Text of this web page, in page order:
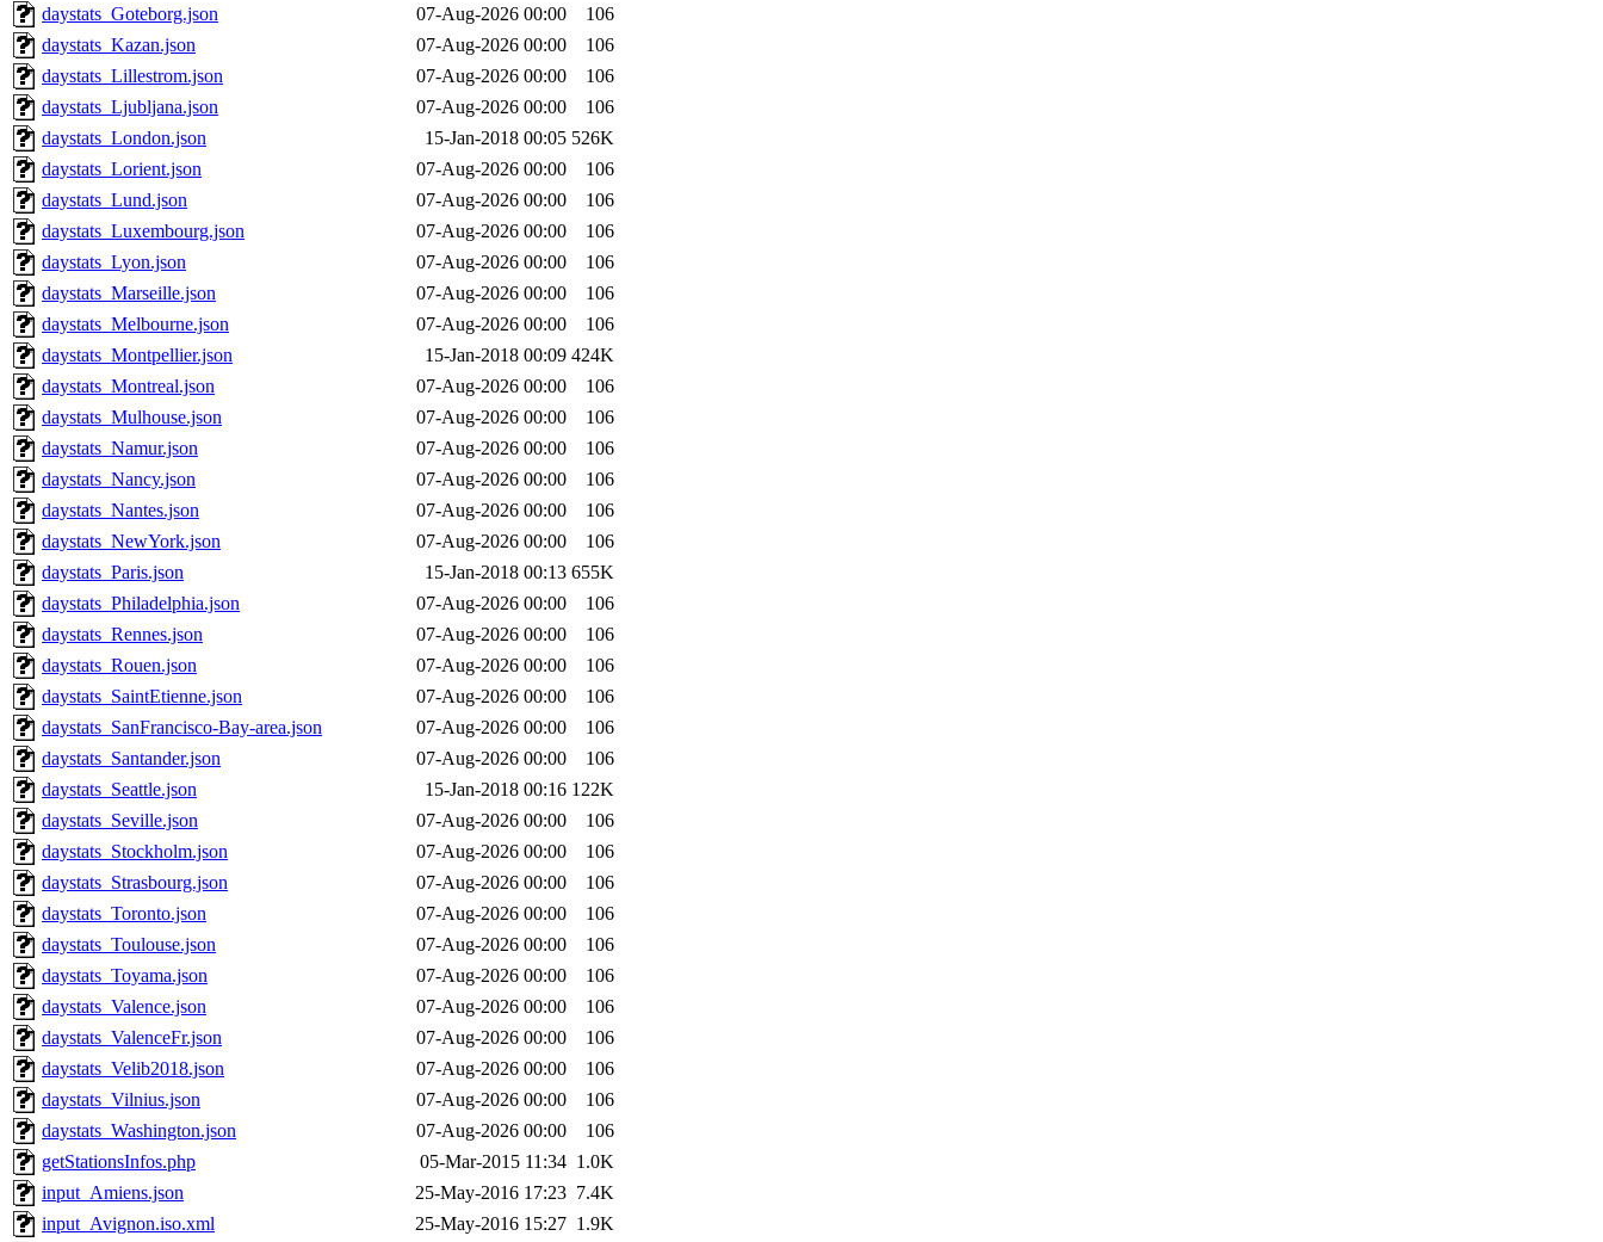
daystats_Goteborg.json
07-Aug-2026 00:00
106
daystats_Kazan.json
07-Aug-2026 00:00
106
daystats_Lillestrom.json
07-Aug-2026 00:00
106
daystats_Ljubljana.json
07-Aug-2026 00:00
106
daystats_London.json
15-Jan-2018 00:05 526K
daystats_Lorient.json
07-Aug-2026 00:00
106
daystats_Lund.json
07-Aug-2026 00:00
106
daystats_Luxembourg.json
07-Aug-2026 00:00
106
daystats_Lyon.json
07-Aug-2026 00:00
106
daystats_Marseille.json
07-Aug-2026 00:00
106
daystats_Melbourne.json
07-Aug-2026 00:00
106
daystats_Montpellier.json
15-Jan-2018 00:09 424K
daystats_Montreal.json
07-Aug-2026 00:00
106
daystats_Mulhouse.json
07-Aug-2026 00:00
106
daystats_Namur.json
07-Aug-2026 00:00
106
daystats_Nancy.json
07-Aug-2026 00:00
106
daystats_Nantes.json
07-Aug-2026 00:00
106
daystats_NewYork.json
07-Aug-2026 00:00
106
daystats_Paris.json
15-Jan-2018 00:13 655K
daystats_Philadelphia.json
07-Aug-2026 00:00
106
daystats_Rennes.json
07-Aug-2026 00:00
106
daystats_Rouen.json
07-Aug-2026 00:00
106
daystats_SaintEtienne.json
07-Aug-2026 00:00
106
daystats_SanFrancisco-Bay-area.json
07-Aug-2026 00:00
106
daystats_Santander.json
07-Aug-2026 00:00
106
daystats_Seattle.json
15-Jan-2018 00:16 122K
daystats_Seville.json
07-Aug-2026 00:00
106
daystats_Stockholm.json
07-Aug-2026 00:00
106
daystats_Strasbourg.json
07-Aug-2026 00:00
106
daystats_Toronto.json
07-Aug-2026 00:00
106
daystats_Toulouse.json
07-Aug-2026 00:00
106
daystats_Toyama.json
07-Aug-2026 00:00
106
daystats_Valence.json
07-Aug-2026 00:00
106
daystats_ValenceFr.json
07-Aug-2026 00:00
106
daystats_Velib2018.json
07-Aug-2026 00:00
106
daystats_Vilnius.json
07-Aug-2026 00:00
106
daystats_Washington.json
07-Aug-2026 00:00
106
getStationsInfos.php
05-Mar-2015 11:34 1.0K
input_Amiens.json
25-May-2016 17:23 7.4K
input_Avignon.iso.xml
25-May-2016 15:27 1.9K